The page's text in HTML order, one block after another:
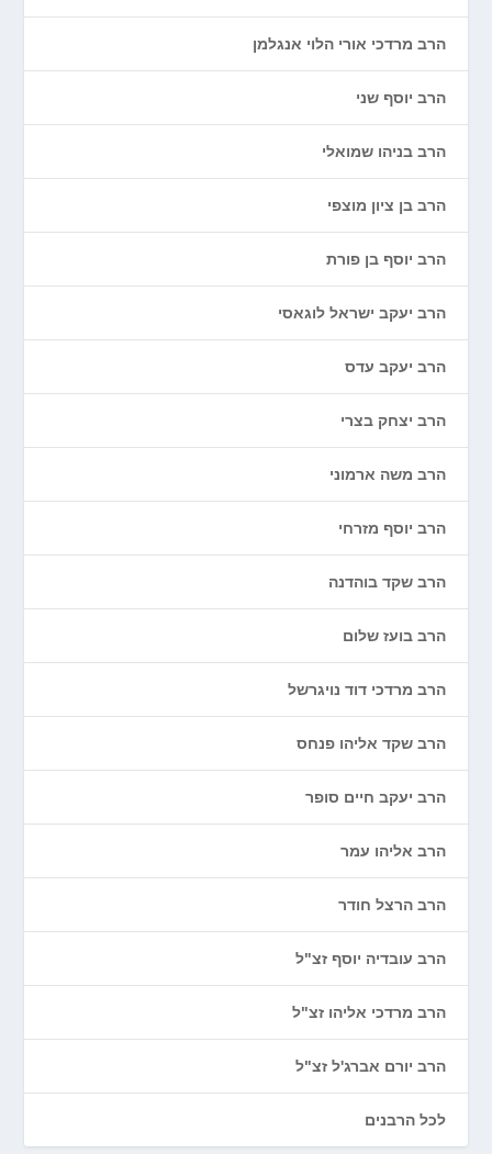
הרב מרדכי אורי הלוי אנגלמן
הרב יוסף שני
הרב בניהו שמואלי
הרב בן ציון מוצפי
הרב יוסף בן פורת
הרב יעקב ישראל לוגאסי
הרב יעקב עדס
הרב יצחק בצרי
הרב משה ארמוני
הרב יוסף מזרחי
הרב שקד בוהדנה
הרב בועז שלום
הרב מרדכי דוד נויגרשל
הרב שקד אליהו פנחס
הרב יעקב חיים סופר
הרב אליהו עמר
הרב הרצל חודר
הרב עובדיה יוסף זצ"ל
הרב מרדכי אליהו זצ"ל
הרב יורם אברג'ל זצ"ל
לכל הרבנים